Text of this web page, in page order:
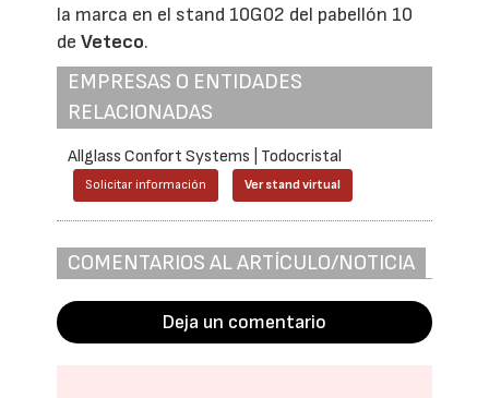
la marca en el stand 10G02 del pabellón 10
deVeteco.
EMPRESAS O ENTIDADES
RELACIONADAS
Allglass Confort Systems | Todocristal
Solicitar información Ver stand virtual
COMENTARIOS AL ARTÍCULO/NOTICIA
Deja un comentario